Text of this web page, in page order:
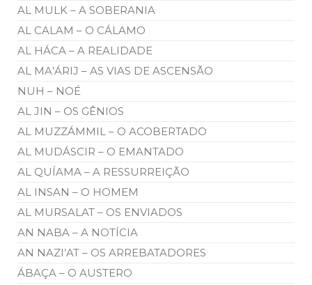
AL MULK – A SOBERANIA
AL CALAM – O CÁLAMO
AL HÁCA – A REALIDADE
AL MA’ÁRIJ – AS VIAS DE ASCENSÃO
NUH – NOÉ
AL JIN – OS GÊNIOS
AL MUZZÁMMIL – O ACOBERTADO
AL MUDÁSCIR – O EMANTADO
AL QUÍAMA – A RESSURREIÇÃO
AL INSAN – O HOMEM
AL MURSALAT – OS ENVIADOS
AN NABA – A NOTÍCIA
AN NAZI’AT – OS ARREBATADORES
ÁBAÇA – O AUSTERO